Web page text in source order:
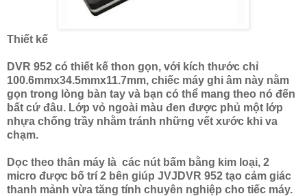
Thiết kế
DVR 952 có thiết kế thon gọn, với kích thước chỉ
100.6mmx34.5mmx11.7mm, chiếc máy ghi âm này nằm
gọn trong lòng bàn tay và bạn có thể mang theo nó đến
bất cứ đâu. Lớp vỏ ngoài màu đen được phủ một lớp
nhựa chống trầy nhằm tránh những vết xước khi va
chạm.
Dọc theo thân máy là các nút bấm bằng kim loại, 2
micro được bố trí 2 bên giúp JVJDVR 952 tạo cảm giác
thanh mảnh vừa tăng tính chuyên nghiệp cho tiếc máy.